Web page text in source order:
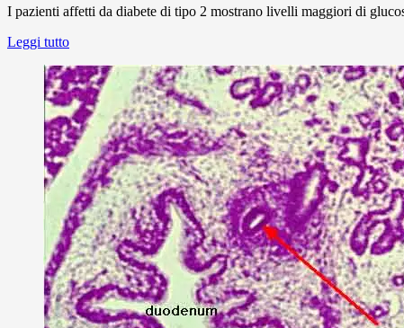
I pazienti affetti da diabete di tipo 2 mostrano livelli maggiori di
Leggi tutto